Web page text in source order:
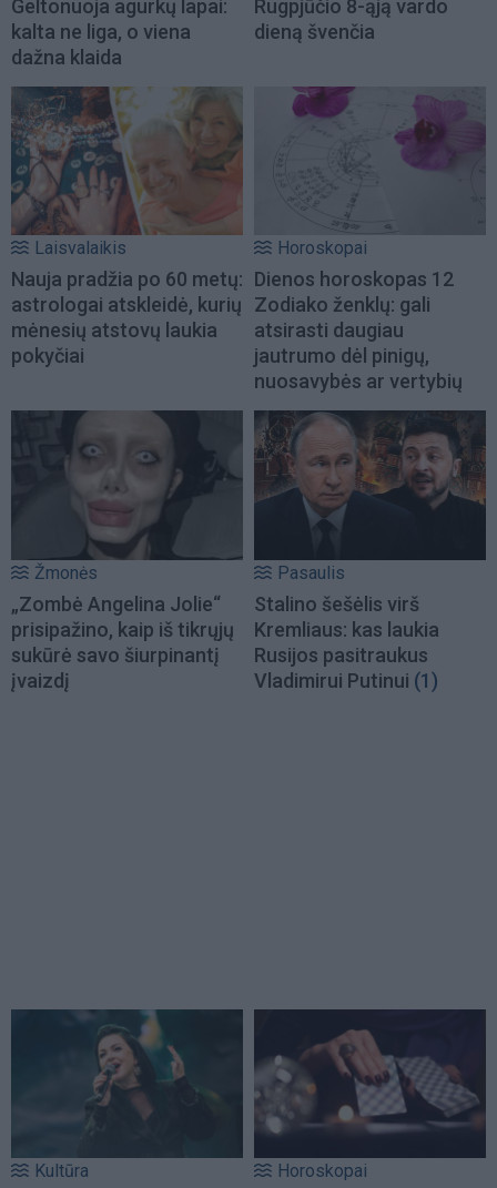
Geltonuoja agurkų lapai:
kalta ne liga, o viena
dažna klaida
Rugpjūčio 8-ąją vardo
dieną švenčia
Laisvalaikis
Nauja pradžia po 60 metų:
astrologai atskleidė, kurių
mėnesių atstovų laukia
pokyčiai
Horoskopai
Dienos horoskopas 12
Zodiako ženklų: gali
atsirasti daugiau
jautrumo dėl pinigų,
nuosavybės ar vertybių
Žmonės
„Zombė Angelina Jolie“
prisipažino, kaip iš tikrųjų
sukūrė savo šiurpinantį
įvaizdį
Pasaulis
Stalino šešėlis virš
Kremliaus: kas laukia
Rusijos pasitraukus
Vladimirui Putinui (1)
Kultūra Horoskopai